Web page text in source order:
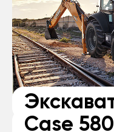
Case 580